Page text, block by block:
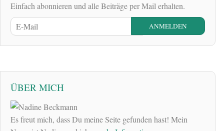
Einfach abonnieren und alle Beiträge per Mail erhalten.
ÜBER MICH
Es freut mich, dass Du meine Seite gefunden hast! Mein